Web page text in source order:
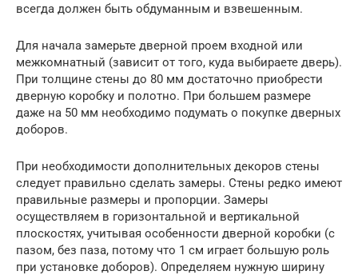
всегда должен быть обдуманным и взвешенным.
Для начала замерьте дверной проем входной или
межкомнатный (зависит от того, куда выбираете дверь).
При толщине стены до 80 мм достаточно приобрести
дверную коробку и полотно. При большем размере
даже на 50 мм необходимо подумать о покупке дверных
доборов.
При необходимости дополнительных декоров стены
следует правильно сделать замеры. Стены редко имеют
правильные размеры и пропорции. Замеры
осуществляем в горизонтальной и вертикальной
плоскостях, учитывая особенности дверной коробки (с
пазом, без паза, потому что 1 см играет большую роль
при установке доборов). Определяем нужную ширину